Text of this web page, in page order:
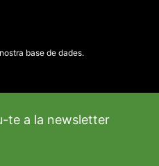
base de dades.
te a la newsletter